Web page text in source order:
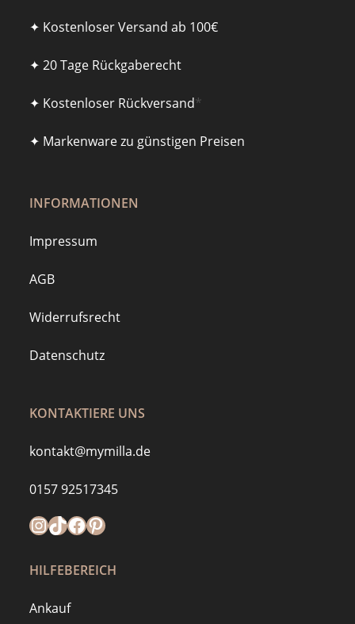
✦ Kostenloser Versand ab 100€
✦ 20 Tage Rückgaberecht
✦ Kostenloser Rückversand*
✦ Markenware zu günstigen Preisen
INFORMATIONEN
Impressum
AGB
Widerrufsrecht
Datenschutz
KONTAKTIERE UNS
kontakt@mymilla.de
0157 92517345
Instagram
https://www.tiktok.com/@mymilla.de
Facebook
Pinterest
HILFEBEREICH
Ankauf